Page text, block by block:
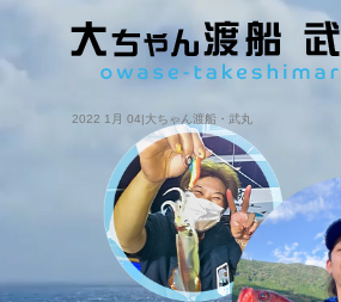
2022 1月 04|大ちゃん渡船・武丸